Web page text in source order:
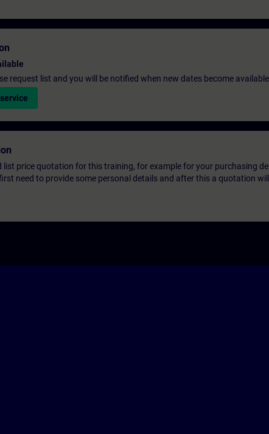
request list and you will be notified when new dates become
list price quotation for this training, for example for your purchasing
need to provide some personal details and after this a quotation